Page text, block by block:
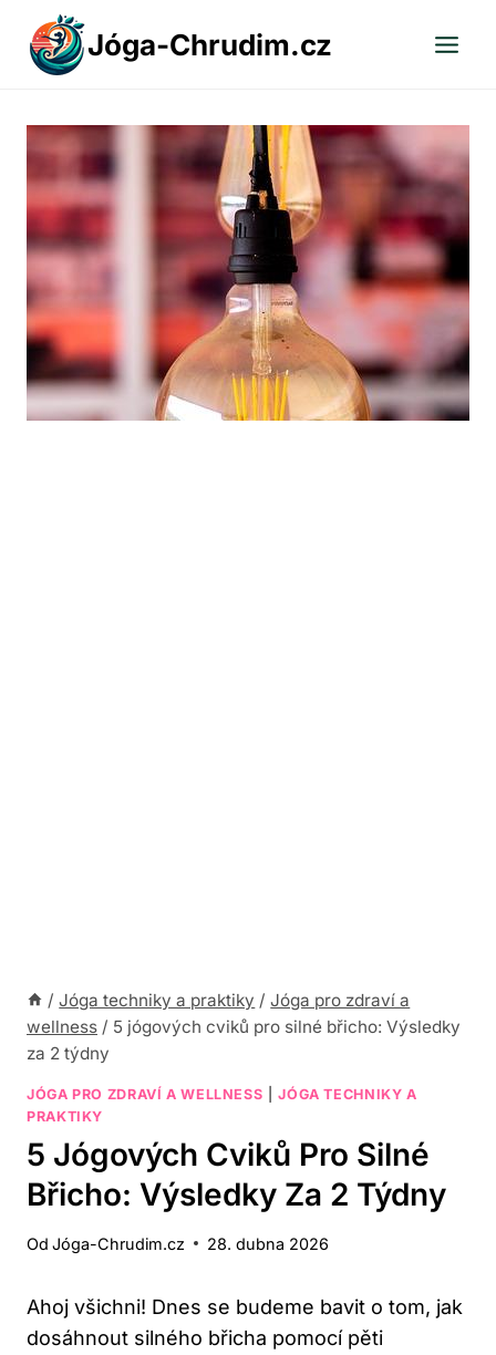
Přeskočit
obsah
Jóga-Chrudim.cz
/ Jóga techniky a praktiky / Jóga pro zdraví a
wellness / 5 jógových cviků pro silné břicho: Výsledky
za 2 týdny
JÓGA PRO ZDRAVÍ A WELLNESS |JÓGA TECHNIKY A
PRAKTIKY
5 Jógových Cviků Pro Silné
Břicho: Výsledky Za 2 Týdny
Od Jóga-Chrudim.cz 28. dubna 2026
Ahoj​ všichni! Dnes se budeme bavit o tom, jak
dosáhnout ⁢silného​ břicha pomocí pěti